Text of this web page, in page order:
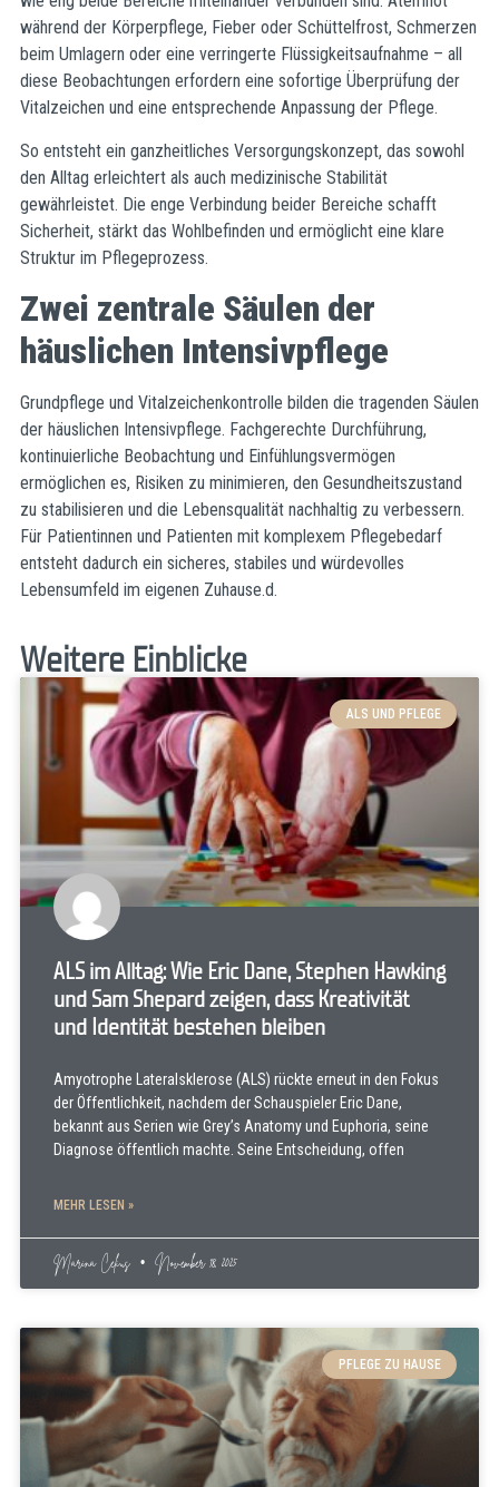
während der Körperpflege, Fieber oder Schüttelfrost, Schmerzen
beim Umlagern oder eine verringerte Flüssigkeitsaufnahme – all
diese Beobachtungen erfordern eine sofortige Überprüfung der
Vitalzeichen und eine entsprechende Anpassung der Pflege.
So entsteht ein ganzheitliches Versorgungskonzept, das sowohl
den Alltag erleichtert als auch medizinische Stabilität
gewährleistet. Die enge Verbindung beider Bereiche schafft
Sicherheit, stärkt das Wohlbefinden und ermöglicht eine klare
Struktur im Pflegeprozess.
Zwei zentrale Säulen der
häuslichen Intensivpflege
Grundpflege und Vitalzeichenkontrolle bilden die tragenden Säulen
der häuslichen Intensivpflege. Fachgerechte Durchführung,
kontinuierliche Beobachtung und Einfühlungsvermögen
ermöglichen es, Risiken zu minimieren, den Gesundheitszustand
zu stabilisieren und die Lebensqualität nachhaltig zu verbessern.
Für Patientinnen und Patienten mit komplexem Pflegebedarf
entsteht dadurch ein sicheres, stabiles und würdevolles
Lebensumfeld im eigenen Zuhause.d.
Weitere Einblicke
ALS UND PFLEGE
ALS im Alltag: Wie Eric Dane, Stephen Hawking
und Sam Shepard zeigen, dass Kreativität
und Identität bestehen bleiben
Amyotrophe Lateralsklerose (ALS) rückte erneut in den Fokus
der Öffentlichkeit, nachdem der Schauspieler Eric Dane,
bekannt aus Serien wie Grey’s Anatomy und Euphoria, seine
Diagnose öffentlich machte. Seine Entscheidung, offen
MEHR LESEN »
Marina Celius November 18, 2025
PFLEGE ZU HAUSE